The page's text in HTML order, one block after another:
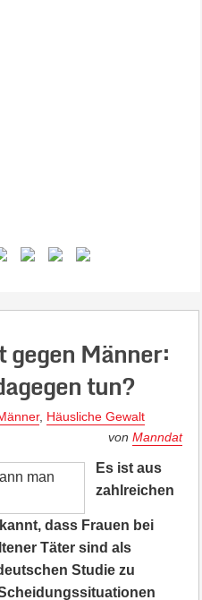
gegen Männer:
tun?
, Häusliche Gewalt
vonManndat
Es ist aus
zahlreichen
dass Frauen bei
Täter sind als
Studie zu